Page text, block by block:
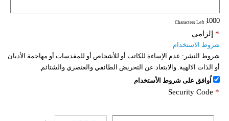
: Characters Left
إلزامي *
شروط الاستخدام
شروط النشر: عدم الإساءة للكاتب أو للأشخاص أو للمقدسات أو مهاجمة الأديان
أو الذات الالهية. والابتعاد عن التحريض الطائفي والعنصري والشتائم.
اُوافق على شروط الأستخدام
Security Code *